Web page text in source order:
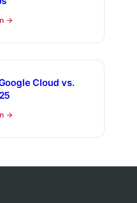
→
Cloud vs.
→